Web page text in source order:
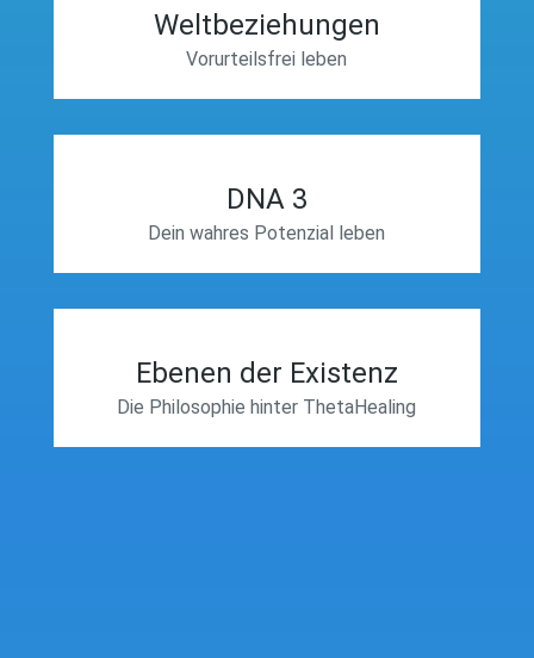
Weltbeziehungen
Vorurteilsfrei leben
DNA 3
Dein wahres Potenzial leben
Ebenen der Existenz
Die Philosophie hinter ThetaHealing